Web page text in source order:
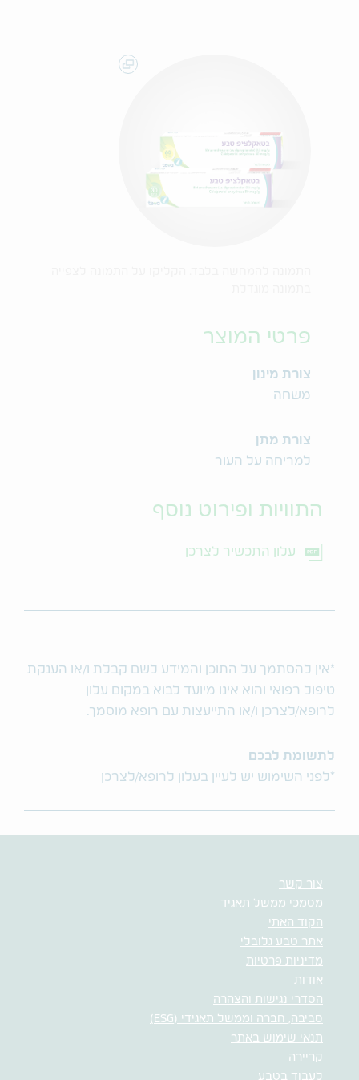
פרטי המוצר
צורת מינון
משחה
צורת מתן
למריחה על העור
התוויות ופירוט נוסף
עלון התכשיר לצרכן
*אין להסתמך על התוכן והמידע לשם קבלת ו/או הענקת
טיפול רפואי והוא אינו מיועד לבוא במקום עלון
לרופא/לצרכן ו/או התייעצות עם רופא מוסמך.
לתשומת לבכם
*לפני השימוש יש לעיין בעלון לרופא/לצרכן
צור קשר
מסמכי ממשל תאגיד
הקוד האתי
אתר טבע גלובלי
מדיניות פרטיות
אודות
הסדרי נגישות והצהרה
סביבה, חברה וממשל תאגידי (ESG)
תנאי שימוש באתר
קריירה
לעבוד בטבע